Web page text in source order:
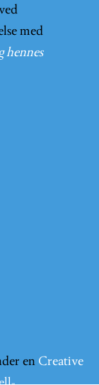
med
hennes
en Creative